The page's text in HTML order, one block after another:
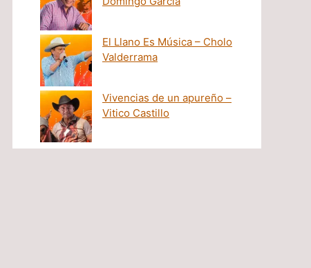
El Llano Es Música – Cholo
Valderrama
Vivencias de un apureño –
Vitico Castillo